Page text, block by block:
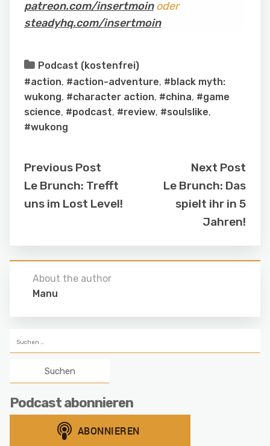
patreon.com/insertmoinoder
steadyhq.com/insertmoin
Podcast (kostenfrei)
#action, #action-adventure, #black myth:
wukong, #character action, #china, #game
science, #podcast, #review, #soulslike,
#wukong
Previous Post
Le Brunch: Trefft
uns im Lost Level!
Next Post
Le Brunch: Das
spielt ihr in 5
Jahren!
About the author
Manu
nach:
Podcast abonnieren